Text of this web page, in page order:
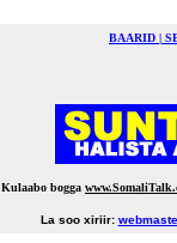
BAARID |
Kulaabo bogga
La soo xiriir: